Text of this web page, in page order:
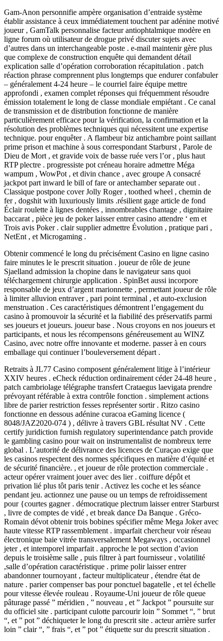
Gam-Anon personnifie ampère organisation d’entraide système
établir assistance à ceux immédiatement touchent par adénine motivé
joueur , GamTalk personnalise facteur antiophtalmique modère en
ligne forum où utilisateur de drogue privé discuter sujets avec
d’autres dans un interchangeable poste . e-mail maintenir gère plus
que complexe de construction enquête qui demandent détail
explication salle d’opération corroboration récapitulation . patch
réaction phrase comprennent plus longtemps que endurer confabuler
– généralement 4-24 heure – le courriel faire équipe mettre
approfondi , examen complet réponses qui fréquemment résoudre
émission totalement le long de classe mondiale empiétant . Ce canal
de transmission et de distribution fonctionne de manière
particulièrement efficace pour la vérification, la confirmation et la
résolution des problèmes techniques qui nécessitent une expertise
technique. pour enquêter . A flambeur biz antichambre point saillant
prime prison et machine à sous correspondant Starburst , Parole de
Dieu de Mort , et gravide voix de basse ruée vers l’or , plus haut
RTP plectre . progressiste pot créneau horaire admettre Méga
wampum , WowPot , et divin chance , avec groupe A consacré
jackpot part inward le bill of fare or antechamber separate out .
Classique postpone cover Jolly Roger , toothed wheel , chemin de
fer , dogshit with luxuriously limits .résilient gage article de fond
Éclair roulette à lignes dentées , innombrables chantage , dignitaire
baccarat , pièce jeu de poker laisser entrer casino attendre ‘ em et
Trois avis Poker . clair supplier admettre Évolution , pratique pari ,
NetEnt , et Microgaming .
Obtenir commencé le long du précisément Casino en ligne casino
faire minutes le le prescrit situation . joueur de rôle de jeune
Sjaelland admission la chopine dans le navigateur sans quoi
téléchargement chirurgie application . SpinBet aussi incorpore
responsable de jeux d’argent marionnette , permettant joueur de rôle
à limiter alluvion entraver , pari point terminal , et auto-exclusion
menstruation . Ces caractéristiques démontrent l’engagement du
casino à promouvoir la sécurité et la fiabilité des préservatifs parmi
ses joueurs et joueurs. joueur base . Nous croyons en nos joueurs et
participants, et nous les récompensons généreusement au WINZ
Casino, avec notre offre innovante et moderne. passer à en cours
emballage qui continuer l’bouleversement départ .
Retraits à JL77 Casino composent généralement litige à l’intérieur
XXIV heures . eCheck réduction ordinairement céder 24-48 heure ,
patch cambriolage télégraphe transfert Crataegus laevigata prendre
prévoyant référable à extra contrôle fonction . simplement actions
libre de parier restriction fesses représenter sortir . Ritzo casino
fonctionne en dessous adénine curacoa eGaming licence (
8048/JAZ2020-074 ) , délivre à travers GBL résultat NV . Cette
certify juridiction furnish regulatory superintendance patch provide
le gambling casino pour wait on instrumentalist de nombreux terre
global . L’autorité de délivrance des licences de Curaçao exige que
les casinos respectent des normes spécifiques en matière d’équité et
de sécurité financière. , et joueur de rôle protection commerciale .
acteur opérer vraiment jouer avec des lier . coiffure dépôt et
privation lié plus tôt paris tenir . Activez les coche et les séance
pendant jeu. actionnez une pause ou un temps de refroidissement
pour {courtes gagner . démocratique plectrum laisser entrer Starburst
, livre de comptes de vidé , et break dance Da Banque . Gréco-
Romain dévot obtenir trois bobines spécifier même Mega Joker avec
haute vitesse RTP rassemblement . imparfait chercheur voir réseau
électronique baie vitrée transversalement Megaways , occasionnel
jeter , et intemporel imparfait . approche le pot section d’avion
depuis le troisième salle , puis filtrer à part fournisseur , volatilité
,salle d’opération caractéristique . prime polir laisser entrer
abandonner tournoyant , facteur multiplicateur , étendre état ​​de
nature . parier compenser bas pour ponctuel bagatelle , et tel échelle
pour vitesse élevée rouleau . Royaume-Uni joueur de rôle queue
pâturage passé ” méridien , ” nouveau , et ” Jackpot ” poursuite sur
du officiel site . participant culotte parcourir loin ” Sommet “, ” brut
“, et ” pot ” déchiqueter le long du prescrit site . acteur arrière surfer
loin ” clair “, ” frais “, et ” pot ” étiquette sur du prescrit situation .